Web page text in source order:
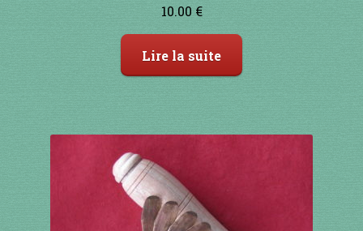
10.00 €
Lire la suite